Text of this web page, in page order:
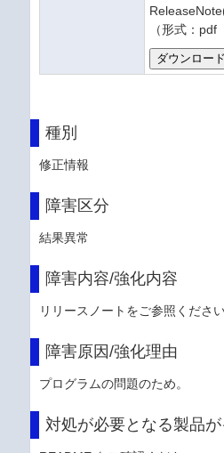
（形式：
種別
修正情報
障害区分
結果異常
障害内容/強化内容
リリースノートをご参照くださ
障害原因/強化理由
プログラムの問題のため。
対処が必要となる製品